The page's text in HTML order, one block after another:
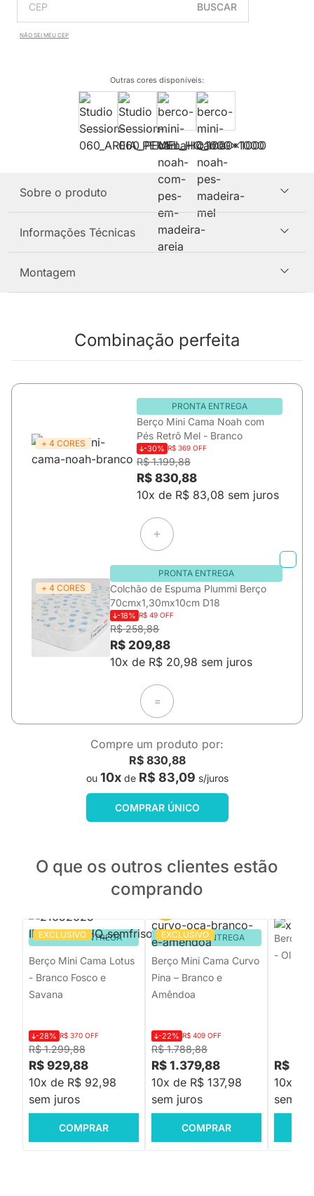
BUSCAR
NÃO SEI MEU CEP
Outras cores disponíveis:
Sobre o produto
Informações Técnicas
Montagem
Combinação perfeita
+ 4 CORES
PRONTA ENTREGA
Berço Mini Cama Noah com
Pés Retrô Mel - Branco
-30% R$ 369 OFF
R$ 1.199,88
R$ 830,88
10x de R$ 83,08 sem juros
+ 4 CORES
PRONTA ENTREGA
Colchão de Espuma Plummi Berço
70cmx1,30mx10cm D18
-18% R$ 49 OFF
R$ 258,88
R$ 209,88
10x de R$ 20,98 sem juros
=
Compre um produto por:
R$ 830,88
ou 10xde R$ 83,09 s/juros
COMPRAR ÚNICO
O que os outros clientes estão
comprando
EXCLUSIVO
PRONTA ENTREGA
Berço Mini Cama Lotus
- Branco Fosco e
Savana
R$ 1.299,88
-28% R$ 370 OFF
R$ 929,88
10x de R$ 92,98
sem juros
COMPRAR
EXCLUSIVO
PRONTA ENTREGA
Berço Mini Cama Curvo
Pina – Branco e
Amêndoa
R$ 1.788,88
-22% R$ 409 OFF
R$ 1.379,88
10x de R$ 137,98
sem juros
COMPRAR
Berço
- Oliva
R$
10x de
sem